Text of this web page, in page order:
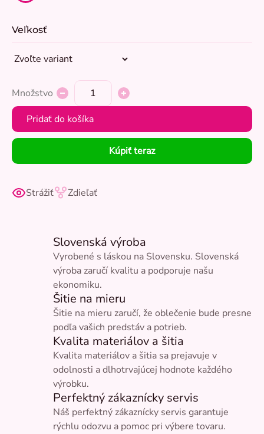
Veľkosť
Množstvo
Pridať do košíka
Kúpiť teraz
Strážiť Zdieľať
Slovenská výroba
Vyrobené s láskou na Slovensku. Slovenská
výroba zaručí kvalitu a podporuje našu
ekonomiku.
Šitie na mieru
Šitie na mieru zaručí, že oblečenie bude presne
podľa vašich predstáv a potrieb.
Kvalita materiálov a šitia
Kvalita materiálov a šitia sa prejavuje v
odolnosti a dlhotrvajúcej hodnote každého
výrobku.
Perfektný zákaznícky servis
Náš perfektný zákaznícky servis garantuje
rýchlu odozvu a pomoc pri výbere tovaru.